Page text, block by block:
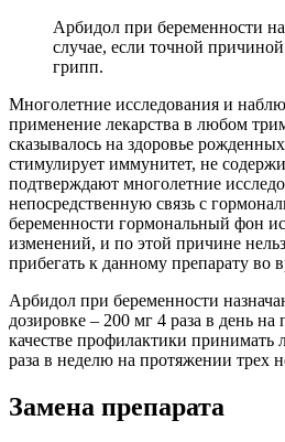
Арбидол при беременности
случае, если точной причиной
грипп.
Многолетние исследования и
применение лекарства в любом
сказывалось на здоровье
стимулирует иммунитет, не
подтверждают многолетние
непосредственную связь с
беременности гормональный фон
изменений, и по этой причине
прибегать к данному препарату во
Арбидол при беременности
дозировке – 200 мг 4 раза в день
качестве профилактики принимать
раза в неделю на протяжении трех
Замена препарата